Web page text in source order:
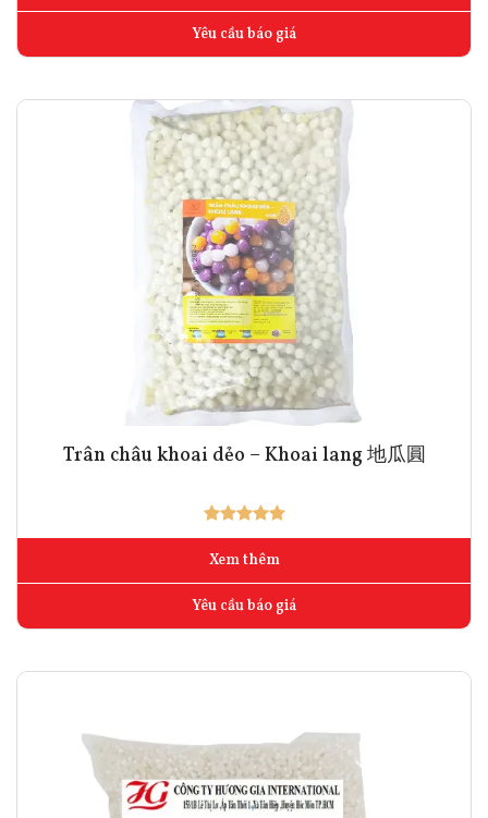
Yêu cầu báo giá
Trân châu khoai dẻo – Khoai lang 地瓜圓
Xem thêm
Yêu cầu báo giá